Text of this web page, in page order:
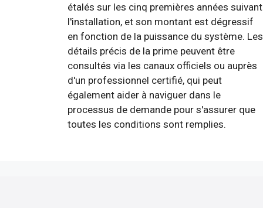
étalés sur les cinq premières années suivant
l'installation, et son montant est dégressif
en fonction de la puissance du système. Les
détails précis de la prime peuvent être
consultés via les canaux officiels ou auprès
d'un professionnel certifié, qui peut
également aider à naviguer dans le
processus de demande pour s'assurer que
toutes les conditions sont remplies.